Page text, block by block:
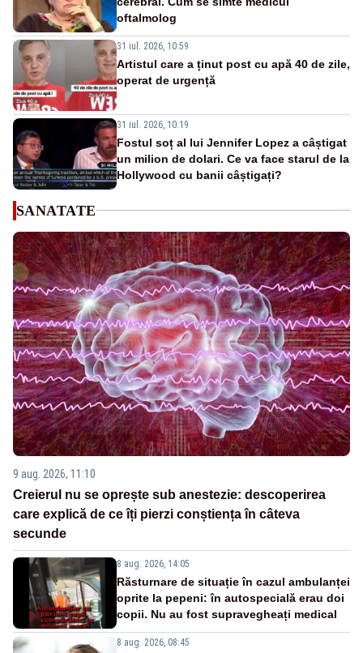
oftalmolog
31 iul. 2026, 10:59
Artistul care a ținut post cu apă 40 de zile,
operat de urgență
31 iul. 2026, 10:19
Fostul soț al lui Jennifer Lopez a câștigat
un milion de dolari. Ce va face starul de la
Hollywood cu banii câștigați?
SANATATE
9 aug. 2026, 11:10
Creierul nu se oprește sub anestezie: descoperirea
care explică de ce îți pierzi conștiența în câteva
secunde
8 aug. 2026, 14:05
Răsturnare de situație în cazul ambulanței
oprite la pepeni: în autospecială erau doi
copii. Nu au fost supravegheați medical
8 aug. 2026, 08:45